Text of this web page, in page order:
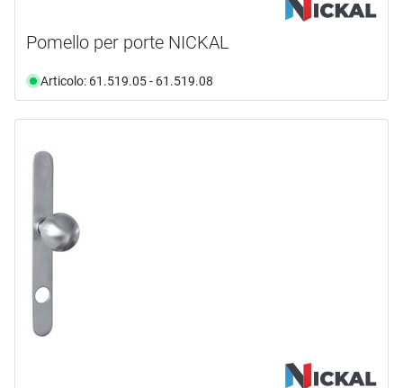
Pomello per porte NICKAL
Articolo: 61.519.05 - 61.519.08